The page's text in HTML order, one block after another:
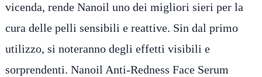
vicenda, rende Nanoil uno dei migliori sieri per la
cura delle pelli sensibili e reattive. Sin dal primo
utilizzo, si noteranno degli effetti visibili e
sorprendenti. Nanoil Anti-Redness Face Serum